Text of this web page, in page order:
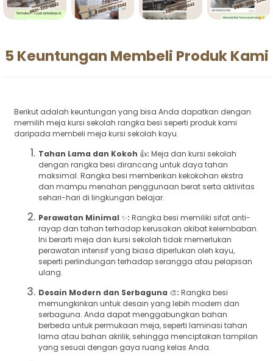
5 Keuntungan Membeli Produk Kami
Berikut adalah keuntungan yang bisa Anda dapatkan dengan
memilih meja kursi sekolah rangka besi seperti produk kami
daripada membeli meja kursi sekolah kayu.
Tahan Lama dan Kokoh 👍: Meja dan kursi sekolah
dengan rangka besi dirancang untuk daya tahan
maksimal. Rangka besi memberikan kekokohan ekstra
dan mampu menahan penggunaan berat serta aktivitas
sehari-hari di lingkungan belajar.
Perawatan Minimal ✨: Rangka besi memiliki sifat anti-
rayap dan tahan terhadap kerusakan akibat kelembaban.
Ini berarti meja dan kursi sekolah tidak memerlukan
perawatan intensif yang biasa diperlukan oleh kayu,
seperti perlindungan terhadap serangga atau pelapisan
ulang.
Desain Modern dan Serbaguna 🎨: Rangka besi
memungkinkan untuk desain yang lebih modern dan
serbaguna. Anda dapat menggabungkan bahan
berbeda untuk permukaan meja, seperti laminasi tahan
lama atau bahan akrilik, sehingga menciptakan tampilan
yang sesuai dengan gaya ruang kelas Anda.